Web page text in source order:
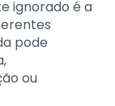
ignorado é a
pode
ou